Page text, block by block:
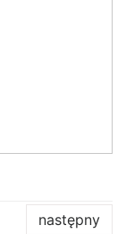
następny